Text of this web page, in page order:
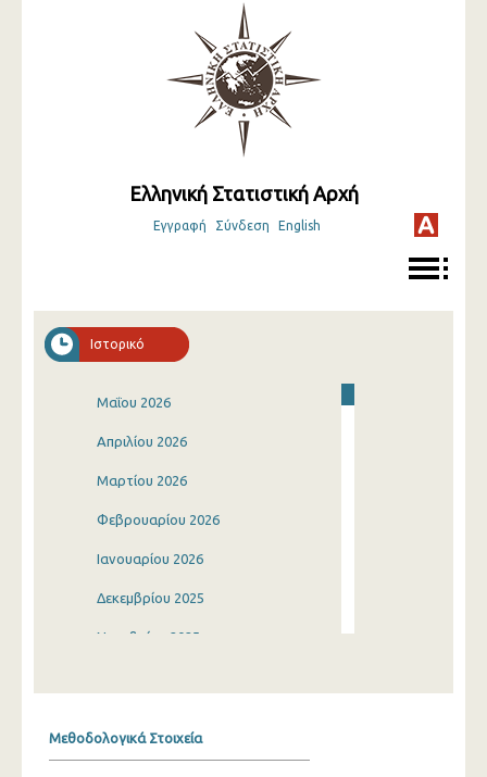
Ελληνική Στατιστική Αρχή
Εγγραφή Σύνδεση English
Ιστορικό
Μαΐου 2026
Απριλίου 2026
Μαρτίου 2026
Φεβρουαρίου 2026
Ιανουαρίου 2026
Δεκεμβρίου 2025
Νοεμβρίου 2025
Μεθοδολογικά Στοιχεία